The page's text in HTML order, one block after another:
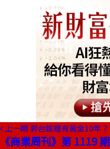
上一期 郭台銘還有黃金10年？
《商業周刊》第 1119 期